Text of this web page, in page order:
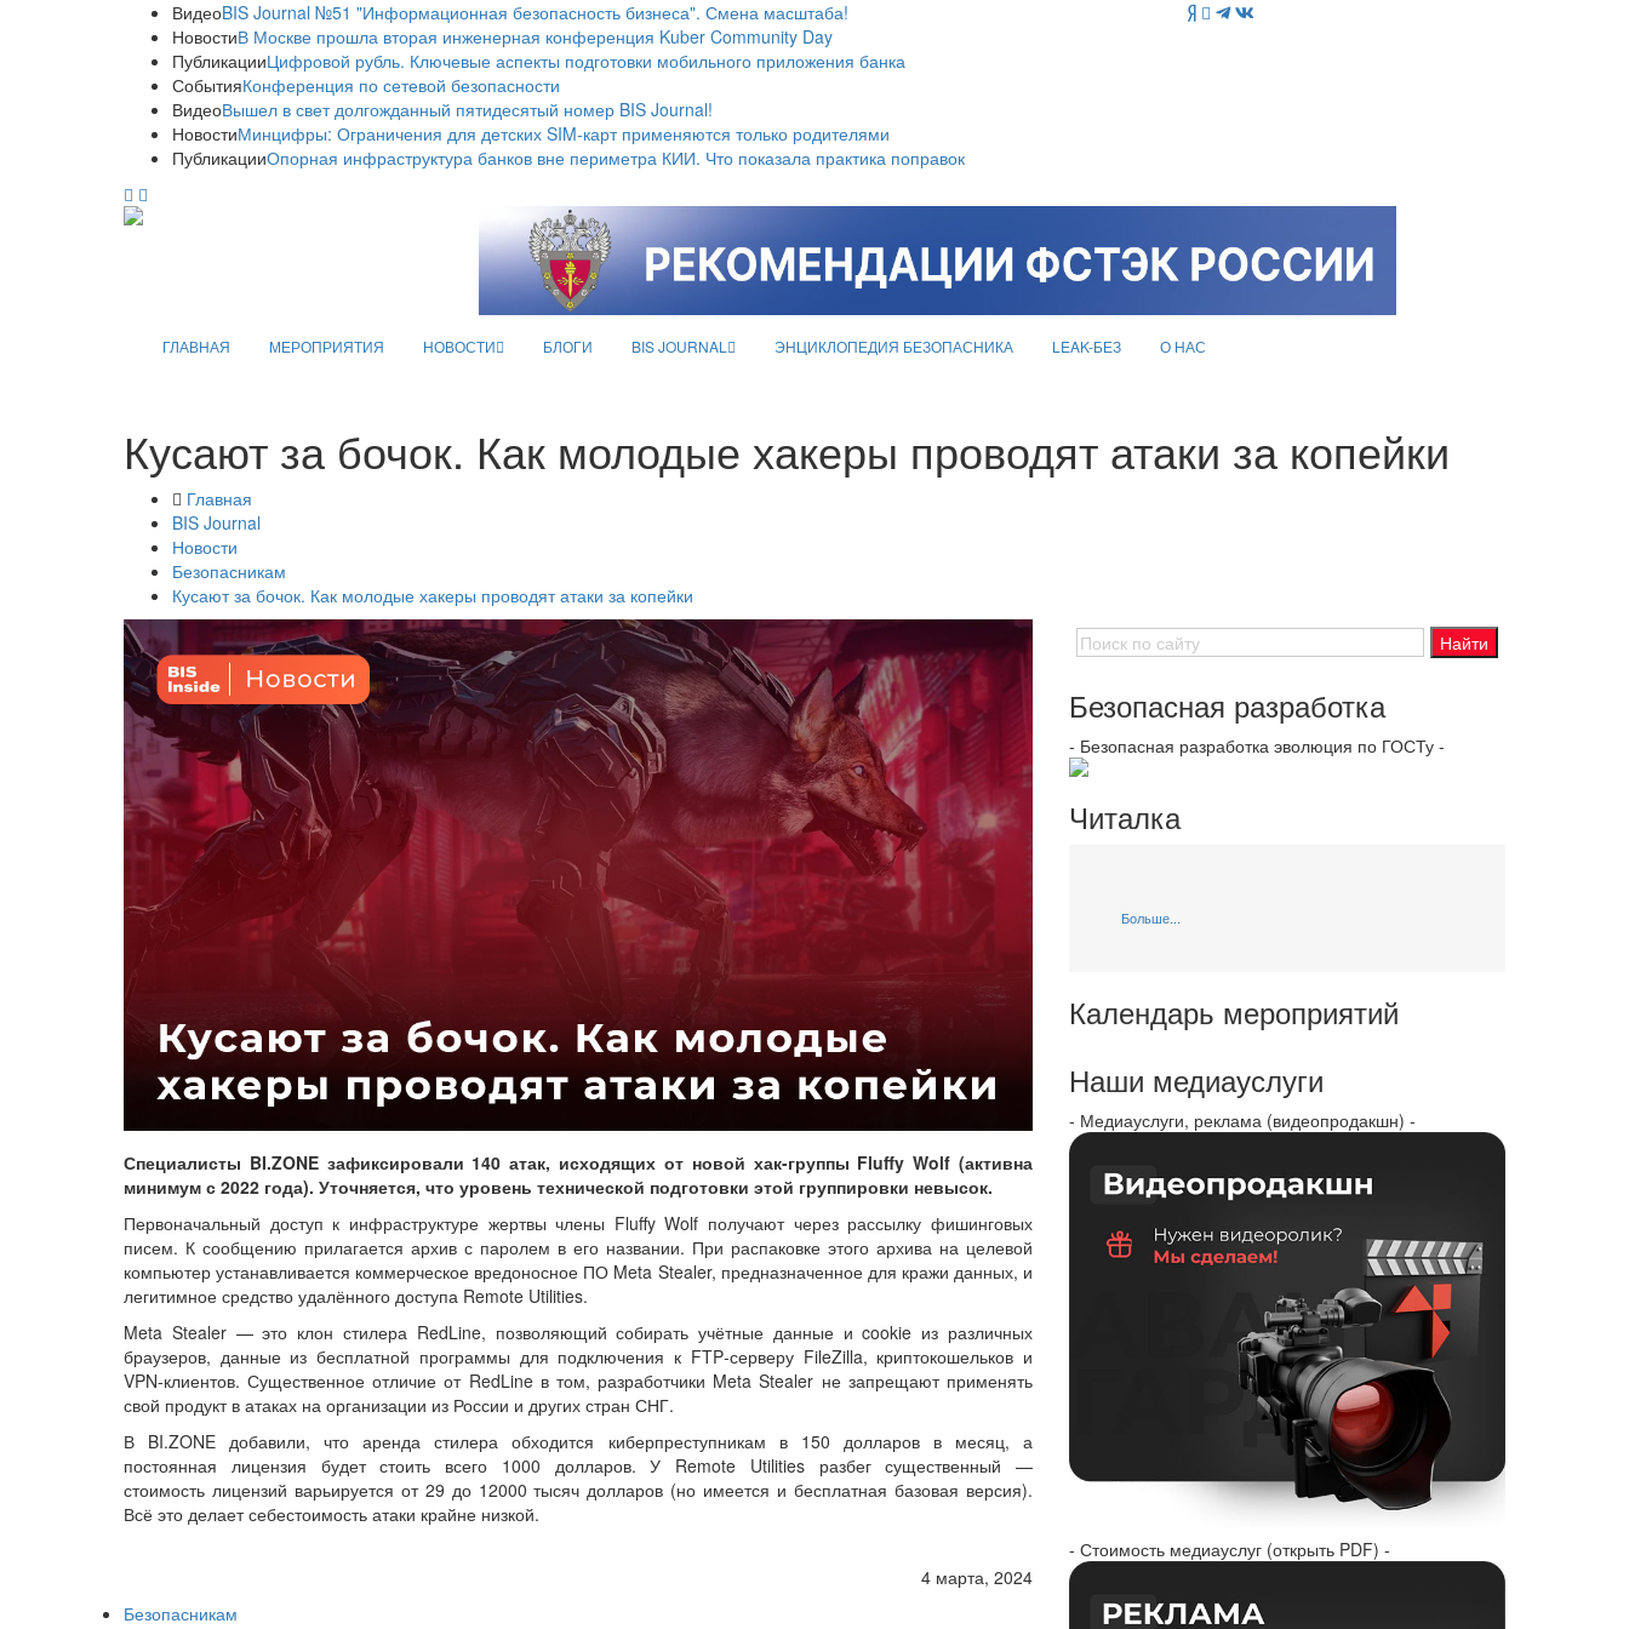
ВидеоBIS Journal №51 "Информационная безопасность бизнеса". Смена масштаба!
НовостиВ Москве прошла вторая инженерная конференция Kuber Community Day
ПубликацииЦифровой рубль. Ключевые аспекты подготовки мобильного приложения банка
СобытияКонференция по сетевой безопасности
ВидеоВышел в свет долгожданный пятидесятый номер BIS Journal!
НовостиМинцифры: Ограничения для детских SIM-карт применяются только родителями
ПубликацииОпорная инфраструктура банков вне периметра КИИ. Что показала практика поправок
ГЛАВНАЯ МЕРОПРИЯТИЯ НОВОСТИ БЛОГИ BIS JOURNAL ЭНЦИКЛОПЕДИЯ БЕЗОПАСНИКА LEAK-БЕЗ О НАС
Кусают за бочок. Как молодые хакеры проводят атаки за копейки
Главная
BIS Journal
Новости
Безопасникам
Кусают за бочок. Как молодые хакеры проводят атаки за копейки
Специалисты BI.ZONE зафиксировали 140 атак, исходящих от новой хак-группы Fluffy Wolf (активна
минимум с 2022 года). Уточняется, что уровень технической подготовки этой группировки невысок.
Первоначальный доступ к инфраструктуре жертвы члены Fluffy Wolf получают через рассылку фишинговых
писем. К сообщению прилагается архив с паролем в его названии. При распаковке этого архива на целевой
компьютер устанавливается коммерческое вредоносное ПО Meta Stealer, предназначенное для кражи данных, и
легитимное средство удалённого доступа Remote Utilities.
Meta Stealer — это клон стилера RedLine, позволяющий собирать учётные данные и cookie из различных
браузеров, данные из бесплатной программы для подключения к FTP‑серверу FileZilla, криптокошельков и
VPN‑клиентов. Существенное отличие от RedLine в том, разработчики Meta Stealer не запрещают применять
свой продукт в атаках на организации из России и других стран СНГ.
В BI.ZONE добавили, что аренда стилера обходится киберпреступникам в 150 долларов в месяц, а
постоянная лицензия будет стоить всего 1000 долларов. У Remote Utilities разбег существенный —
стоимость лицензий варьируется от 29 до 12000 тысяч долларов (но имеется и бесплатная базовая версия).
Всё это делает себестоимость атаки крайне низкой.
4 марта, 2024
Безопасникам
Безопасная разработка
- Безопасная разработка эволюция по ГОСТу -
Читалка
Больше...
Календарь мероприятий
Наши медиауслуги
- Медиауслуги, реклама (видеопродакшн) -
- Стоимость медиауслуг (открыть PDF) -